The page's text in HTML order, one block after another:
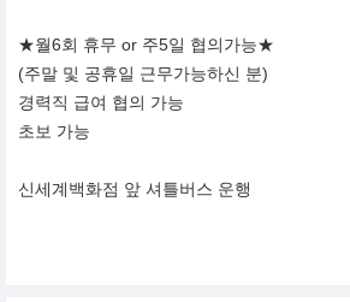
★월6회 휴무 or 주5일 협의가능★
(주말 및 공휴일 근무가능하신 분)
경력직 급여 협의 가능
초보 가능
신세계백화점 앞 셔틀버스 운행